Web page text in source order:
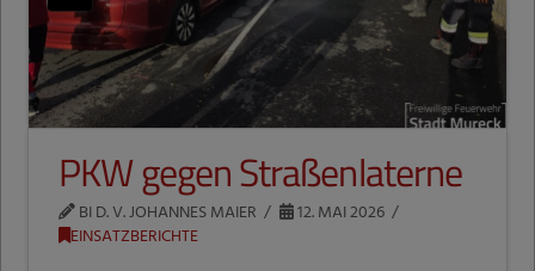
PKW gegen Straßenlaterne
BI D. V. JOHANNES MAIER
12. MAI 2026
EINSATZBERICHTE